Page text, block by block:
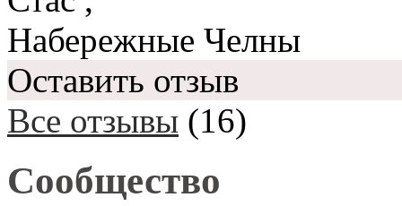
Набережные Челны
Оставить отзыв
Все отзывы (16)
Сообщество